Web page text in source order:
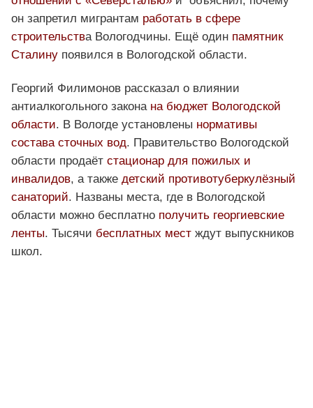
он запретил мигрантам работать в сфере
строительства Вологодчины. Ещё один памятник
Сталину появился в Вологодской области.
Георгий Филимонов рассказал о влиянии
антиалкогольного закона на бюджет Вологодской
области. В Вологде установлены нормативы
состава сточных вод. Правительство Вологодской
области продаёт стационар для пожилых и
инвалидов, а также детский противотуберкулёзный
санаторий. Названы места, где в Вологодской
области можно бесплатно получить георгиевские
ленты. Тысячи бесплатных мест ждут выпускников
школ.